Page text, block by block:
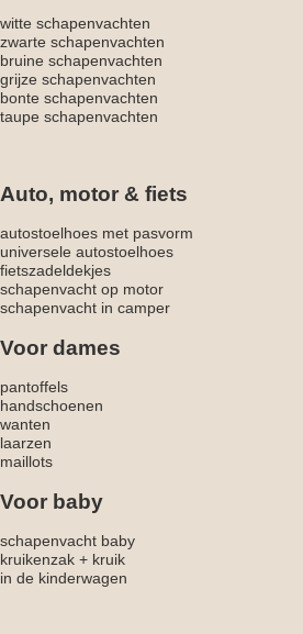
witte schapenvachten
zwarte schapenvachten
bruine schapenvachten
grijze schapenvachten
bonte schapenvachten
taupe schapenvachten
Auto, motor & fiets
autostoelhoes met pasvorm
universele autostoelhoes
fietszadeldekjes
schapenvacht op motor
schapenvacht in camper
Voor dames
pantoffels
handschoenen
wanten
laarzen
maillots
Voor baby
schapenvacht baby
kruikenzak + kruik
in de kinderwagen